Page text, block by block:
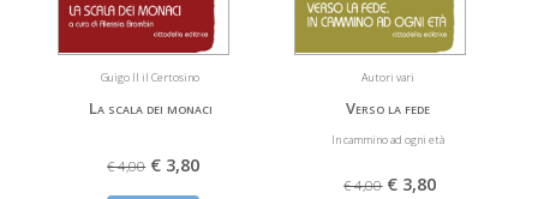
Guigo II il Certosino
La scala dei monaci
€ 4,00 € 3,80
Autori vari
Verso la fede
In cammino ad ogni età
€ 4,00 € 3,80